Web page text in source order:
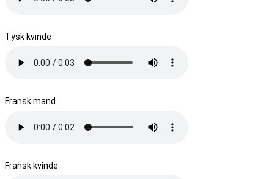
Tysk kvinde
Fransk mand
Fransk kvinde